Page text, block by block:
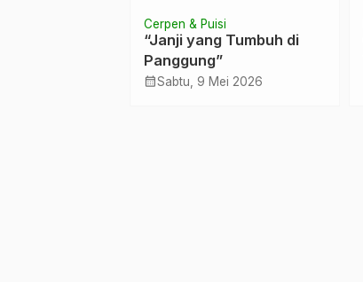
Cerpen & Puisi
“Janji yang Tumbuh di
Panggung”
calendar_monthSabtu, 9 Mei 2026